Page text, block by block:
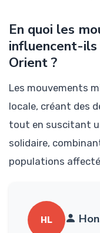
En quoi les
influencent-
Orient ?
Les mouvements
locale, créant des
tout en suscitant
solidaire,
populations
HL